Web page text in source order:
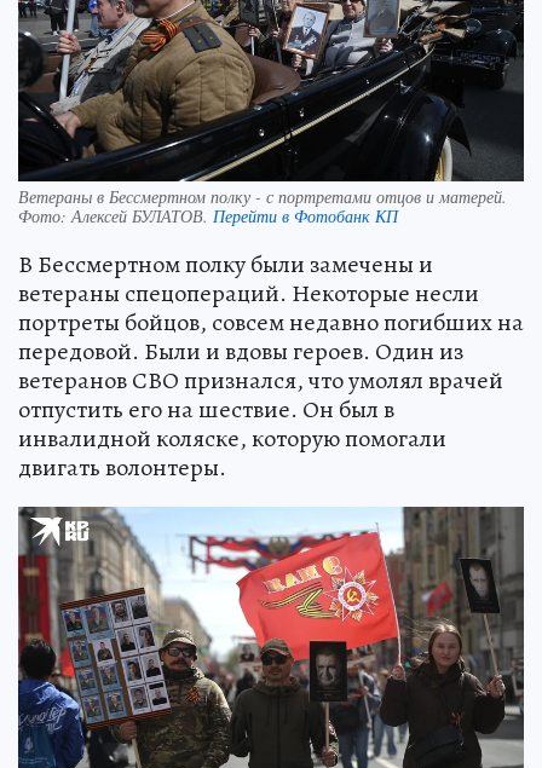
Ветераны в Бессмертном полку - с портретами отцов и матерей.
Фото:Алексей БУЛАТОВ. Перейти в Фотобанк КП
В Бессмертном полку были замечены и
ветераны спецопераций. Некоторые несли
портреты бойцов, совсем недавно погибших на
передовой. Были и вдовы героев. Один из
ветеранов СВО признался, что умолял врачей
отпустить его на шествие. Он был в
инвалидной коляске, которую помогали
двигать волонтеры.